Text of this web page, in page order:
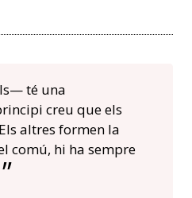
té una
creu que els
altres formen la
comú, hi ha sempre